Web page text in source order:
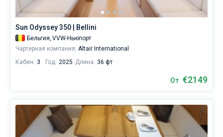
аренду
вы
найдете
предложений
1750€,
любителей
Sun Odyssey 350 | Bellini
Бельгия, VVW-Ньюпорт
Чартерная компания: Altair International
Кабин: 3 Год: 2025 Длина: 36 фт
От €2149
Со шкипером